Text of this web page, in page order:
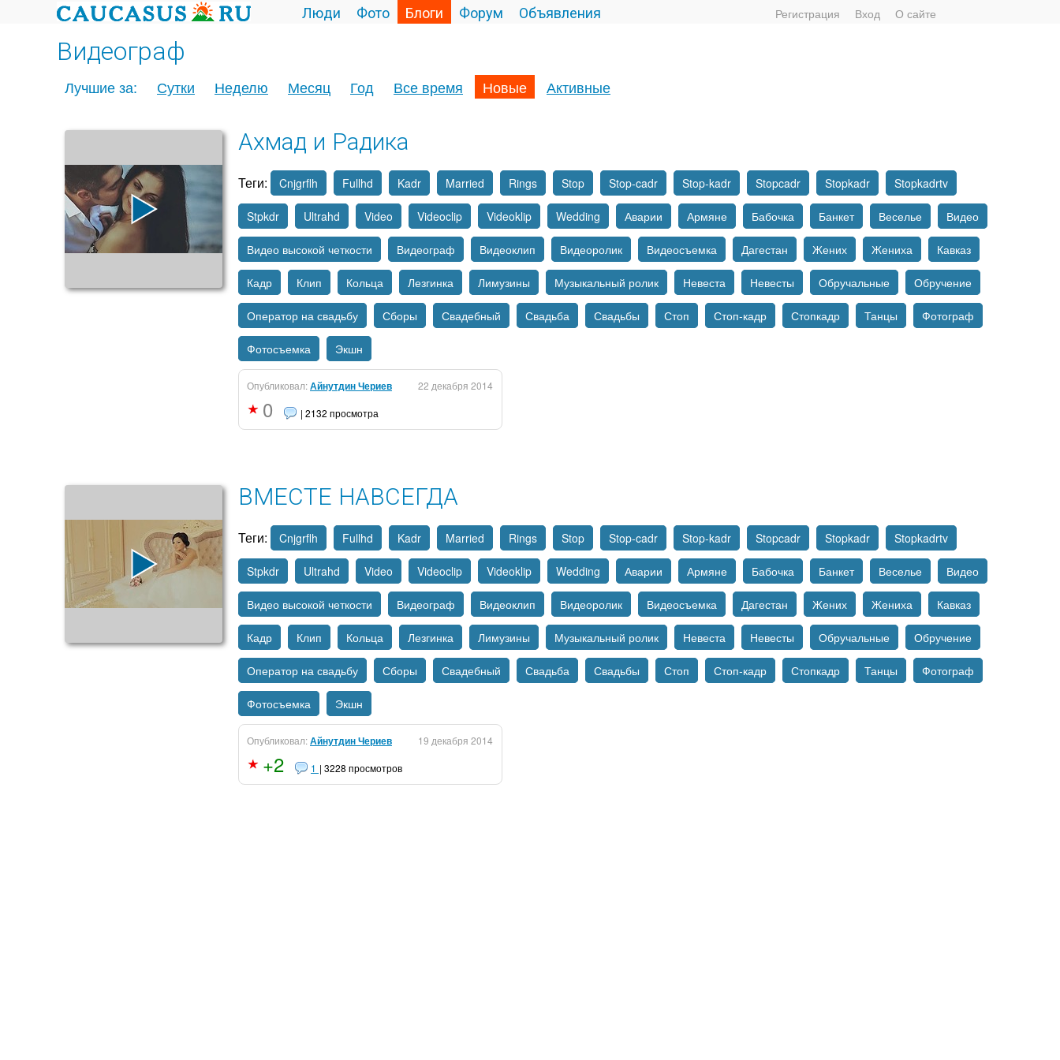
Люди Фото Блоги Форум Объявления Регистрация Вход О сайте
Видеограф
Лучшие за: Сутки Неделю Месяц Год Все время Новые Активные
Ахмад и Радика
Теги: Cnjgrflh Fullhd Kadr Married Rings Stop Stop-cadr Stop-kadr Stopcadr Stopkadr Stopkadrtv
Stpkdr Ultrahd Video Videoclip Videoklip Wedding Аварии Армяне Бабочка Банкет Веселье Видео
Видео высокой четкости Видеограф Видеоклип Видеоролик Видеосъемка Дагестан Жених Жениха Кавказ
Кадр Клип Кольца Лезгинка Лимузины Музыкальный ролик Невеста Невесты Обручальные Обручение
Оператор на свадьбу Сборы Свадебный Свадьба Свадьбы Стоп Стоп-кадр Стопкадр Танцы Фотограф
Фотосъемка Экшн
Опубликовал:Айнутдин Чериев 22 декабря 2014
0 | 2132 просмотра
ВМЕСТЕ НАВСЕГДА
Теги: Cnjgrflh Fullhd Kadr Married Rings Stop Stop-cadr Stop-kadr Stopcadr Stopkadr Stopkadrtv
Stpkdr Ultrahd Video Videoclip Videoklip Wedding Аварии Армяне Бабочка Банкет Веселье Видео
Видео высокой четкости Видеограф Видеоклип Видеоролик Видеосъемка Дагестан Жених Жениха Кавказ
Кадр Клип Кольца Лезгинка Лимузины Музыкальный ролик Невеста Невесты Обручальные Обручение
Оператор на свадьбу Сборы Свадебный Свадьба Свадьбы Стоп Стоп-кадр Стопкадр Танцы Фотограф
Фотосъемка Экшн
Опубликовал:Айнутдин Чериев 19 декабря 2014
+2 1 | 3228 просмотров